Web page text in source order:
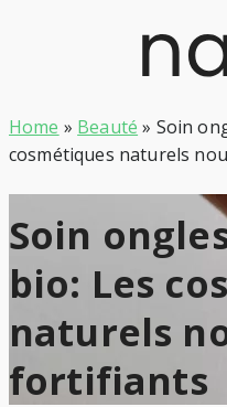
Home » Beauté » Soin
cosmétiques naturels
Soin
bio: Les
naturels
fortifiants